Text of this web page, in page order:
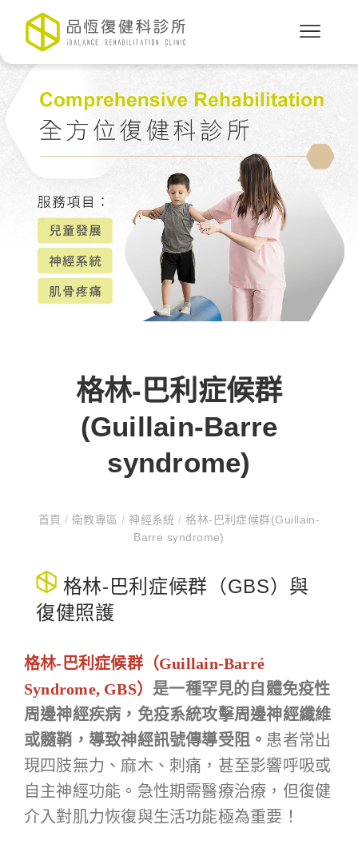
格林-巴利症候群
(Guillain-Barre
syndrome)
首頁/ 衛教專區/ 神經系統/ 格林-巴利症候群(Guillain-
Barre syndrome)
格林-巴利症候群（GBS）與
復健照護
格林-巴利症候群（Guillain-Barré
Syndrome, GBS） 是一種罕見的自體免疫性
周邊神經疾病，免疫系統攻擊周邊神經纖維
或髓鞘，導致神經訊號傳導受阻。 患者常出
現四肢無力、麻木、刺痛，甚至影響呼吸或
自主神經功能。急性期需醫療治療，但復健
介入對肌力恢復與生活功能極為重要！